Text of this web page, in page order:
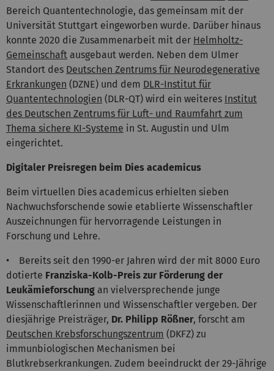
Bereich Quantentechnologie, das gemeinsam mit der
Universität Stuttgart eingeworben wurde. Darüber hinaus
konnte 2020 die Zusammenarbeit mit der Helmholtz-
Gemeinschaft ausgebaut werden. Neben dem Ulmer
Standort des Deutschen Zentrums für Neurodegenerative
Erkrankungen (DZNE) und dem DLR-Institut für
Quantentechnologien (DLR-QT) wird ein weiteres Institut
des Deutschen Zentrums für Luft- und Raumfahrt zum
Thema sichere KI-Systeme in St. Augustin und Ulm
eingerichtet.
Digitaler Preisregen beim Dies academicus
Beim virtuellen Dies academicus erhielten sieben
Nachwuchsforschende sowie etablierte Wissenschaftler
Auszeichnungen für hervorragende Leistungen in
Forschung und Lehre.
• Bereits seit den 1990-er Jahren wird der mit 8000 Euro
dotierte Franziska-Kolb-Preis zur Förderung der
Leukämieforschung an vielversprechende junge
Wissenschaftlerinnen und Wissenschaftler vergeben. Der
diesjährige Preisträger, Dr. Philipp Rößner, forscht am
Deutschen Krebsforschungszentrum (DKFZ) zu
immunbiologischen Mechanismen bei
Blutkrebserkrankungen. Zudem beeindruckt der 29-Jährige